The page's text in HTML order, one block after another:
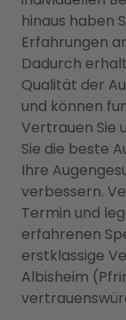
hinaus haben
Erfahrungen
Dadurch
Qualität der
und können
Vertrauen Sie
Sie die beste
Ihre
verbessern.
Termin und
erfahrenen
erstklassige
Albisheim